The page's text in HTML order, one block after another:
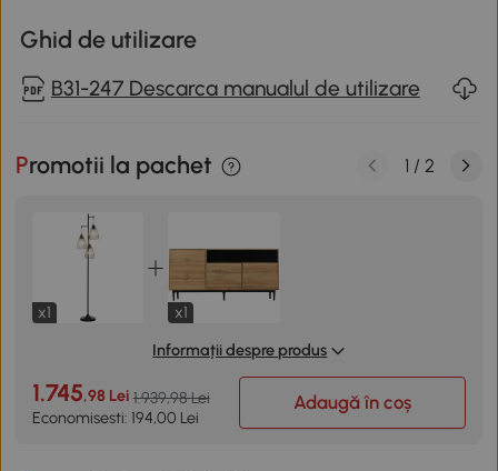
Ghid de utilizare
B31-247 Descarca manualul de utilizare
Promotii la pachet
x1
x1
Informații despre produs
1.745,98 Lei 1.939,98 Lei
Economisesti: 194,00 Lei
Adaugă în coș
1 / 2